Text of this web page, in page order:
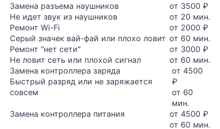
Замена разъема наушников
Не идет звук из наушников
от 3500 ₽
от 20 мин.
Ремонт Wi-Fi
Серый значек вай-фай или плохо ловит
от 2000 ₽
от 60 мин.
Ремонт "нет сети"
Не ловит сеть или плохой сигнал
от 3000 ₽
от 60 мин.
Замена контроллера заряда
Быстрый разряд или не заряжается
совсем
от 4500
₽
от 60
мин.
Замена контроллера питания
от 4500 ₽
от 60 мин.